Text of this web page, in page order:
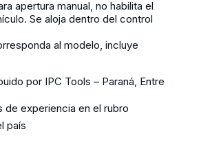
apertura manual, no habilita el
Se aloja dentro del control
al modelo, incluye
por IPC Tools – Paraná, Entre
experiencia en el rubro
país